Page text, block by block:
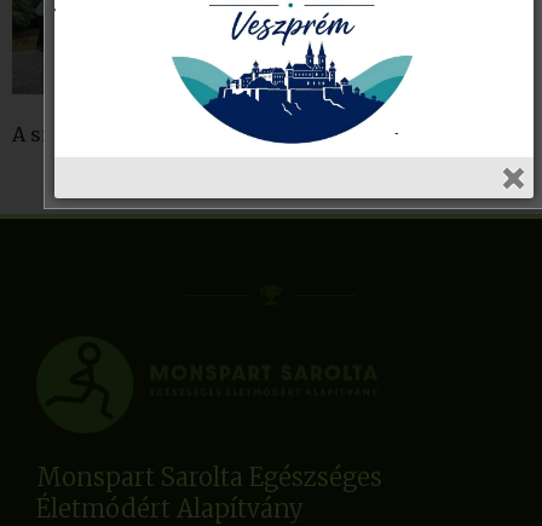
A sikeres toborzónap szendvics-ebéddel zárult.
Monspart Sarolta Egészséges
Életmódért Alapítvány